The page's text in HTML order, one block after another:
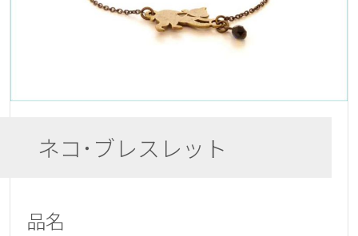
ネコ･ブレスレット
品名